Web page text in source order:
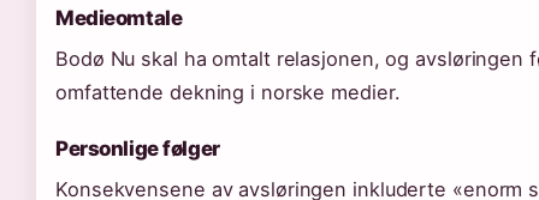
Medieomtale
Bodø Nu skal ha omtalt relasjonen, og avsløringen
omfattende dekning i norske medier.
Personlige følger
Konsekvensene av avsløringen inkluderte «enorm